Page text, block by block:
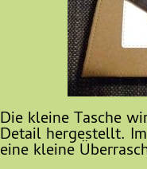
Die kleine Tasche
Detail hergestellt.
eine kleine